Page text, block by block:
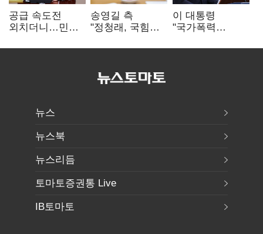
공급 속도전
외치더니…민주,
리모델링'까지
송영길 측
"정청래, 국힘
민주당 대표로
이 대통령
"국가폭력
적극적 조사로
뉴스
뉴스북
뉴스리듬
토마토증권통 Live
IB토마토